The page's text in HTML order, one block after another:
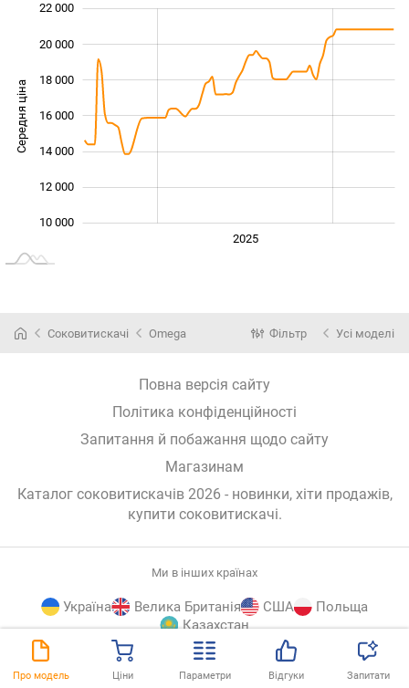
Про модель Ціни Параметри Відгуки Запитати
Середня ціна 10 000
10 000
12 000
14 000
16 000
18 000
20 000
22 000
2025
Соковитискачі Omega Фільтр Усі моделі
Повна версія сайту
Політика конфіденційності
Запитання й побажання щодо сайту
Магазинам
Каталог соковитискачів 2026 - новинки, хіти продажів,
купити соковитискачі.
Ми в інших країнах
Україна Велика Британія США
Польща
Казахстан
© E-Katalog, 2026 ВГОРУ